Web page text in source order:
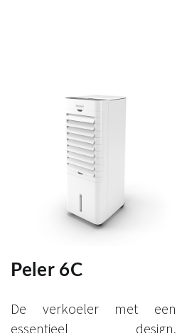
Peler 6C
De verkoeler met een
essentieel design,